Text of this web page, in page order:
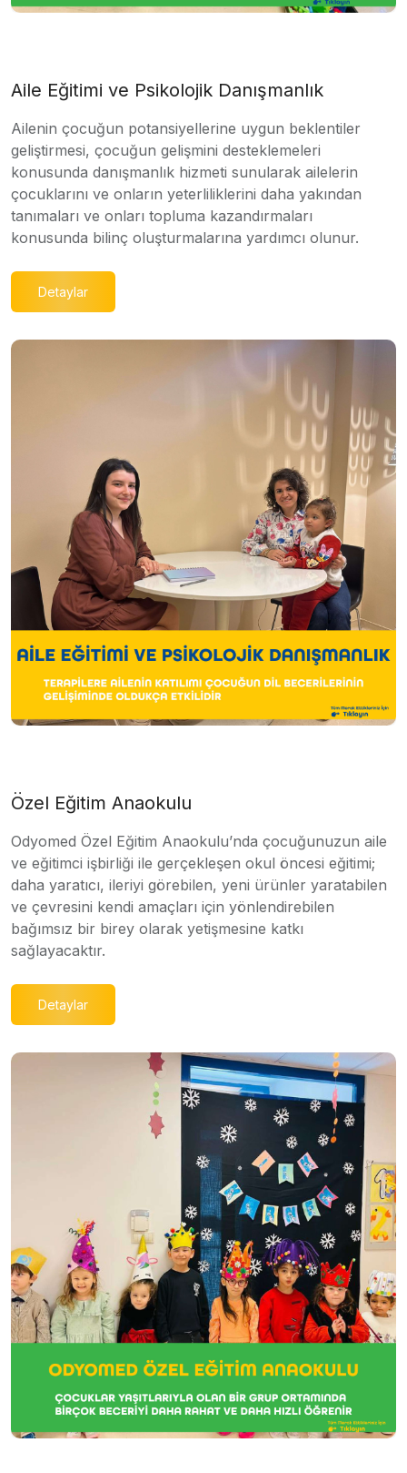
Aile Eğitimi ve Psikolojik Danışmanlık
Ailenin çocuğun potansiyellerine uygun beklentiler
geliştirmesi, çocuğun gelişmini desteklemeleri
konusunda danışmanlık hizmeti sunularak ailelerin
çocuklarını ve onların yeterliliklerini daha yakından
tanımaları ve onları topluma kazandırmaları
konusunda bilinç oluşturmalarına yardımcı olunur.
Detaylar
Özel Eğitim Anaokulu
Odyomed Özel Eğitim Anaokulu’nda çocuğunuzun aile
ve eğitimci işbirliği ile gerçekleşen okul öncesi eğitimi;
daha yaratıcı, ileriyi görebilen, yeni ürünler yaratabilen
ve çevresini kendi amaçları için yönlendirebilen
bağımsız bir birey olarak yetişmesine katkı
sağlayacaktır.
Detaylar